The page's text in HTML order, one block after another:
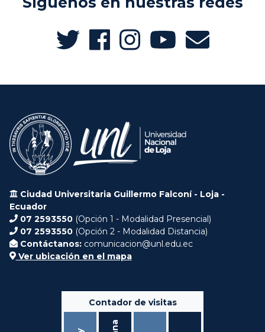
Ciudad Universitaria Guillermo Falconí - Loja -
Ecuador
07 2593550 (Opción 1 - Modalidad Presencial)
07 2593550 (Opción 2 - Modalidad Distancia)
Contáctanos: comunicacion@unl.edu.ec
Ver ubicación en el mapa
Contador de visitas